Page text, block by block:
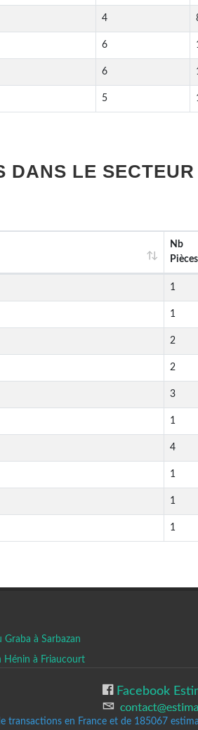
4
6
6
5
DANS LE SECTEUR
Nb
Pièces
1
1
2
2
3
1
4
1
1
1
Graba à Sarbazan
Hénin à Friaucourt
Facebook
transactions en France et de 185067